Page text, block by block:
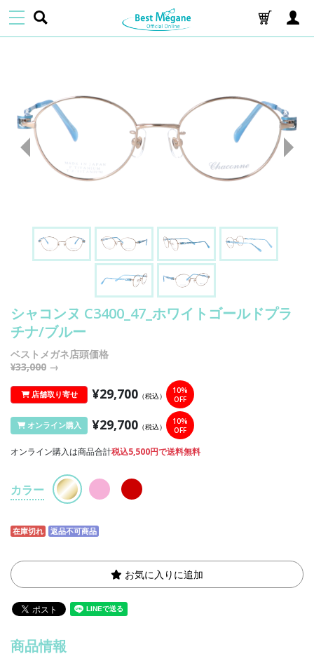
シャコンヌ C3400_47_ホワイトゴールドプラ
チナ/ブルー
ベストメガネ店頭価格
¥33,000 →
店舗取り寄せ ¥29,700 （税込）
10%
OFF
オンライン購入 ¥29,700 （税込）
10%
OFF
オンライン購入は商品合計税込5,500円で送料無料
カラー
在庫切れ 返品不可商品
お気に入りに追加
商品情報